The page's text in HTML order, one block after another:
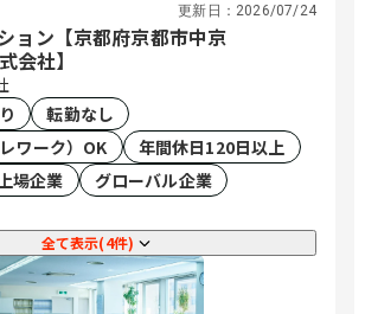
更新日： 2026/07/24
ョン【京都府京都市中京
会社】
転勤なし
ワーク）OK
年間休日120日以上
場企業
グローバル企業
全て表示(4件)